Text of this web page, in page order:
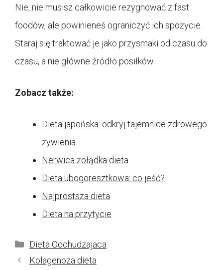
Nie, nie musisz całkowicie rezygnować z fast
foodów, ale powinieneś ograniczyć ich spożycie.
Staraj się traktować je jako przysmaki od czasu do
czasu, a nie główne źródło posiłków.
Zobacz także:
Dieta japońska: odkryj tajemnice zdrowego
żywienia
Nerwica żołądka dieta
Dieta ubogoresztkowa: co jeść?
Najprostsza dieta
Dieta na przytycie
Kategorie
Dieta Odchudzajaca
Kolagenoza dieta